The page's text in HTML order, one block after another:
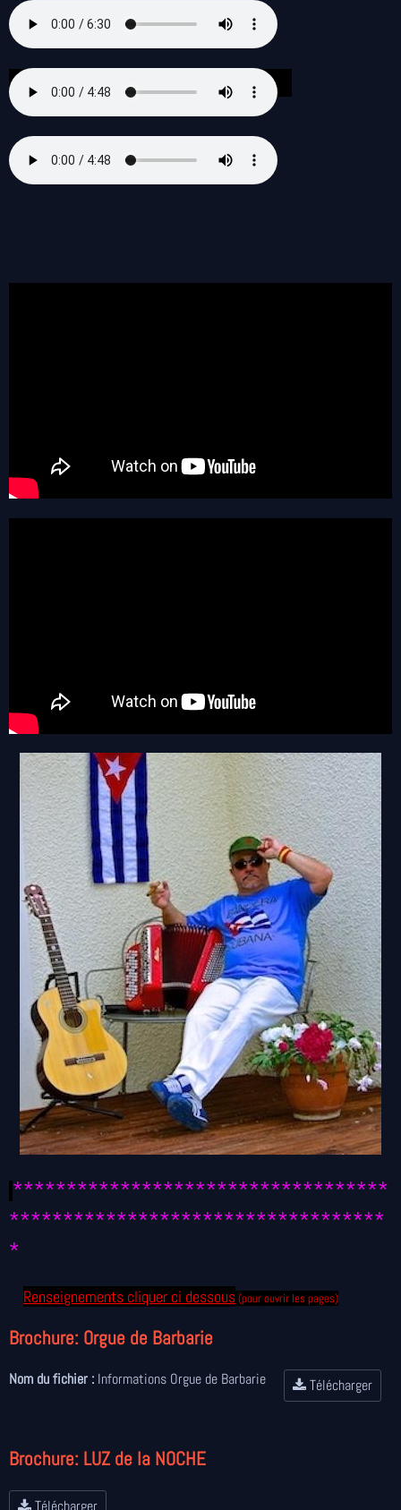
***********************************
***********************************
*
Renseignements cliquer ci dessous(pour ouvrir les pages)
Brochure: Orgue de Barbarie
Nom du fichier : Informations Orgue de Barbarie Télécharger
Brochure: LUZ de la NOCHE